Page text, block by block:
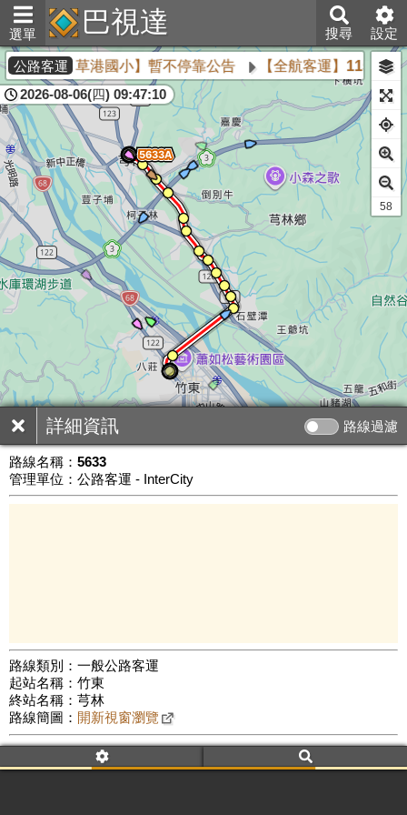
選單 巴視達 搜尋 設定
詳細資訊 路線過濾
路線名稱： 5633
管理單位：公路客運 - InterCity
路線類別：一般公路客運
起站名稱：竹東
終站名稱：芎林
路線簡圖： 開新視窗瀏覽
附屬名稱：5633
車頭描述：竹東
芎林
公路客運【草港國小】暫不停靠公告 【全航客運】115年8
2026-08-06(四) 09:47:10
公車數量: 累計8512、上線7411
58